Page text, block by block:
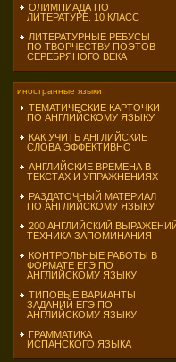
ОЛИМПИАДА ПО
ЛИТЕРАТУРЕ. 10 КЛАСС
ЛИТЕРАТУРНЫЕ РЕБУСЫ
ПО ТВОРЧЕСТВУ ПОЭТОВ
СЕРЕБРЯНОГО ВЕКА
иностранные языки
ТЕМАТИЧЕСКИЕ КАРТОЧКИ
ПО АНГЛИЙСКОМУ ЯЗЫКУ
КАК УЧИТЬ АНГЛИЙСКИЕ
СЛОВА ЭФФЕКТИВНО
АНГЛИЙСКИЕ ВРЕМЕНА В
ТЕКСТАХ И УПРАЖНЕНИЯХ
РАЗДАТОЧНЫЙ МАТЕРИАЛ
ПО АНГЛИЙСКОМУ ЯЗЫКУ
200 АНГЛИЙСКИЙ
ТЕХНИКА ЗАПОМИНАНИЯ
КОНТРОЛЬНЫЕ РАБОТЫ В
ФОРМАТЕ ЕГЭ ПО
АНГЛИЙСКОМУ ЯЗЫКУ
ТИПОВЫЕ ВАРИАНТЫ
ЗАДАНИЙ ЕГЭ ПО
АНГЛИЙСКОМУ ЯЗЫКУ
ГРАММАТИКА
ИСПАНСКОГО ЯЗЫКА